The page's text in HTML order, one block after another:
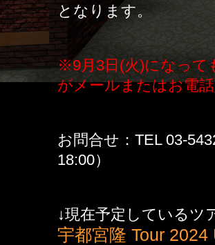
となります。
※9月3日(火)になって
がメールまたはお電
お問合せ：TEL 03-
18:00）
↓現在予定しているツ
宇都宮隆 Tour